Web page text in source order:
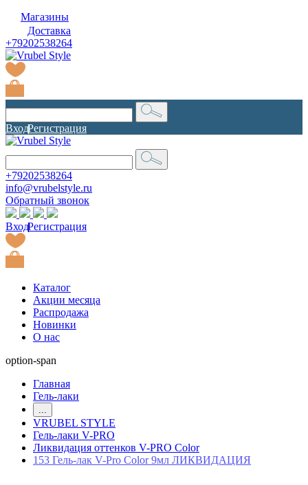
Магазины
Доставка
+79202538264
Вход|
Регистрация
+79202538264
info@vrubelstyle.ru
Обратный звонок
Вход|
Регистрация
Каталог
Акции месяца
Распродажа
Новинки
О нас
option-span
Главная
Гель-лаки
...
VRUBEL STYLE
Гель-лаки V-PRO
Ликвидация оттенков V-PRO Color
153 Гель-лак V-Pro Color 9мл ЛИКВИДАЦИЯ